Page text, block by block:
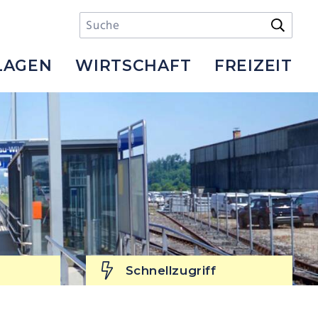
Suchbegriff
Suche
WIRTSCHAFT FREIZEIT
Schnellzugriff
Schnellzugriff